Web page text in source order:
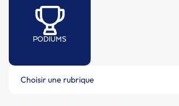
PODIUMS
Choisir une rubrique